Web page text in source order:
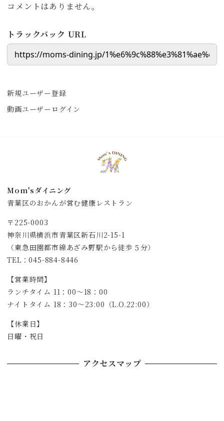
コメントはありません。
トラックバック URL
新規ユーザー登録
動画ユーザーログイン
Mom'sダイニング
青葉区のおかんが営む健康レストラン
〒225-0003
神奈川県横浜市青葉区新石川2-15-1
（東急田園都市線あざみ野駅から徒歩５分）
TEL：045-884-8446
【営業時間】
ランチタイム 11：00～18：00
ナイトタイム 18：30～23:00（L.O.22:00）
【休業日】
日曜・祝日
アクセスマップ